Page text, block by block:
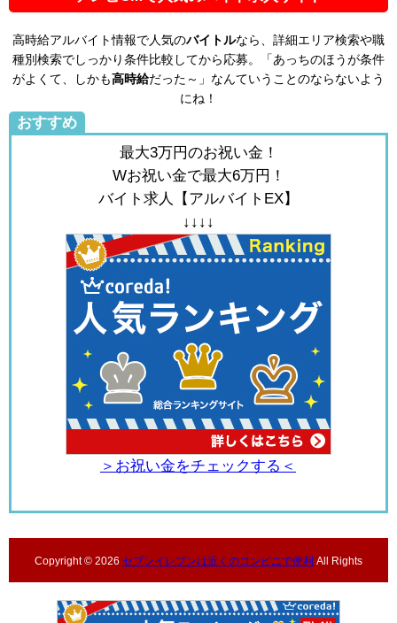
高時給アルバイト情報で人気のバイトルなら、詳細エリア検索や職
種別検索でしっかり条件比較してから応募。「あっちのほうが条件
がよくて、しかも高時給だった～」なんていうことのならないよう
にね！
おすすめ
最大3万円のお祝い金！
Wお祝い金で最大6万円！
バイト求人【アルバイトEX】
↓↓↓↓
＞お祝い金をチェックする＜
Copyright © 2026 セブンイレブンは近くのコンビニで便利 All Rights
Reserved.